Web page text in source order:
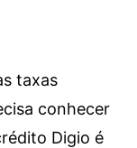
taxas
conhecer
Digio é